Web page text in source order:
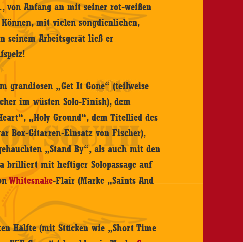
von Anfang an mit seiner rot-weißen
mit vielen songdienlichen,
seinem Arbeitsgerät ließ er
grandiosen „Get It Gone“ (teilweise
im wüsten Solo-Finish), dem
„Holy Ground“, dem Titellied des
Box-Gitarren-Einsatz von Fischer),
„Stand By“, als auch mit den
brilliert mit heftiger Solopassage auf
Whitesnake-Flair (Marke „Saints And
Hälfte (mit Stücken wie „Short Time